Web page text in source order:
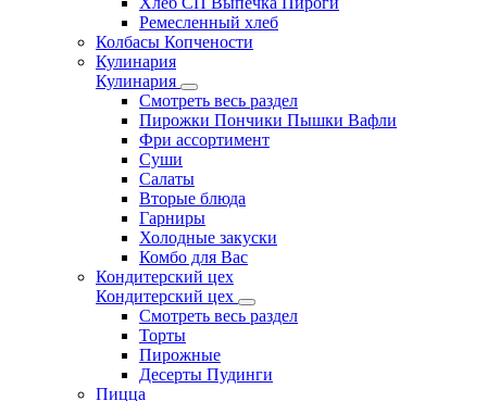
Ремесленный хлеб
Колбасы Копчености
Кулинария
Кулинария
Смотреть весь раздел
Пирожки Пончики Пышки Вафли
Фри ассортимент
Суши
Салаты
Вторые блюда
Гарниры
Холодные закуски
Комбо для Вас
Кондитерский цех
Кондитерский цех
Смотреть весь раздел
Торты
Пирожные
Десерты Пудинги
Пицца